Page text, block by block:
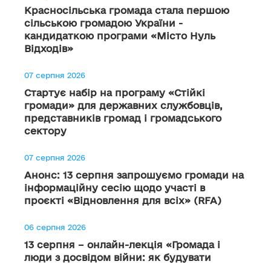
Красносільська громада стала першою
сільською громадою України -
кандидаткою програми «Місто Нуль
Відходів»
07 серпня 2026
Стартує набір на програму «Стійкі
громади» для державних службовців,
представників громад і громадського
сектору
07 серпня 2026
Анонс: 13 серпня запрошуємо громади на
інформаційну сесію щодо участі в
проєкті «Відновлення для всіх» (RFA)
06 серпня 2026
13 серпня – онлайн-лекція «Громада і
люди з досвідом війни: як будувати